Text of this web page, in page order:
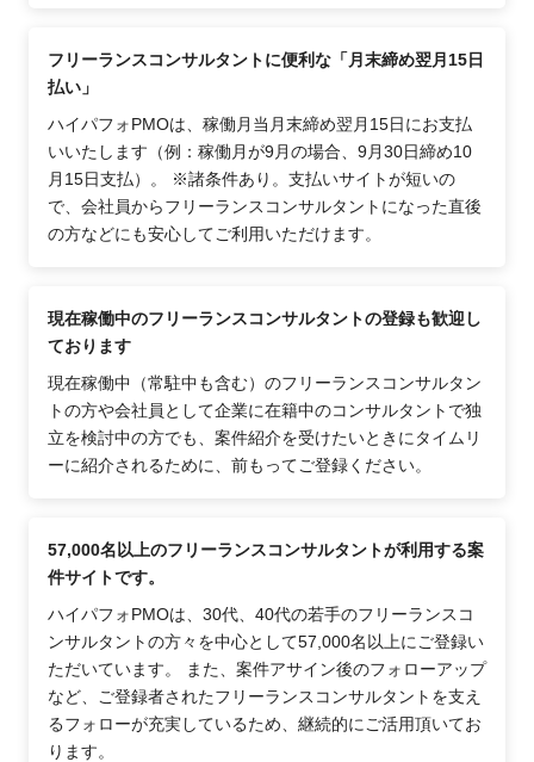
フリーランスコンサルタントに便利な「月末締め翌月15日
払い」
ハイパフォPMOは、稼働月当月末締め翌月15日にお支払
いいたします（例：稼働月が9月の場合、9月30日締め10
月15日支払）。 ※諸条件あり。支払いサイトが短いの
で、会社員からフリーランスコンサルタントになった直後
の方などにも安心してご利用いただけます。
現在稼働中のフリーランスコンサルタントの登録も歓迎し
ております
現在稼働中（常駐中も含む）のフリーランスコンサルタン
トの方や会社員として企業に在籍中のコンサルタントで独
立を検討中の方でも、案件紹介を受けたいときにタイムリ
ーに紹介されるために、前もってご登録ください。
57,000名以上のフリーランスコンサルタントが利用する案
件サイトです。
ハイパフォPMOは、30代、40代の若手のフリーランスコ
ンサルタントの方々を中心として57,000名以上にご登録い
ただいています。 また、案件アサイン後のフォローアップ
など、ご登録者されたフリーランスコンサルタントを支え
るフォローが充実しているため、継続的にご活用頂いてお
ります。